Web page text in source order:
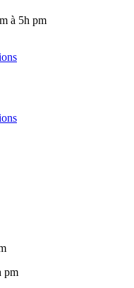
à 5h pm
pm